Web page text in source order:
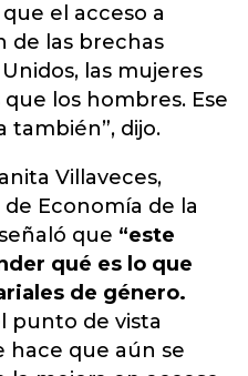
el acceso a
de las brechas
las mujeres
los hombres. Ese
también”, dijo.
Villaveces,
Economía de la
que “este
qué es lo que
de género.
punto de vista
hace que aún se